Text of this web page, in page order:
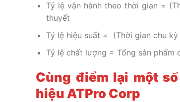
Tỷ lệ vận hành theo thời gian =
thuyết
Tỷ lệ hiệu suất =
(Thời gian chu
Tỷ lệ chất lượng = Tổng sản phẩm
Cùng điểm lại một
hiệu ATPro Corp